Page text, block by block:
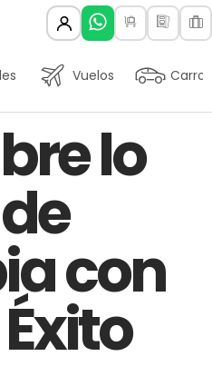
Vuelos Carros
lo
con